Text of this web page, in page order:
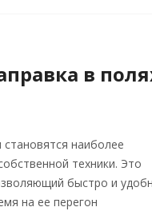
в
наиболее
техники. Это
быстро и
на ее перегон